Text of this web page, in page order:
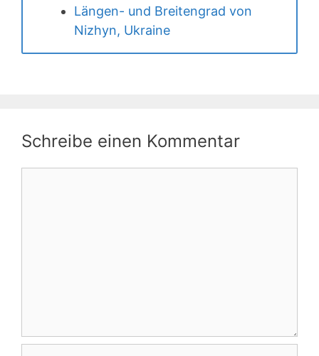
Längen- und Breitengrad von
Nizhyn, Ukraine
Schreibe einen Kommentar